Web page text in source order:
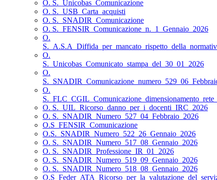
O. S._Unicobas_Comunicazione
O. S._USB_Carta_acquisti
O. S._SNADIR_Comunicazione
O. S._FENSIR_Comunicazione_n._1_Gennaio_2026
O.
O.
S._Unicobas_Comunicato_stampa_del_30_01_2026
O.
O.
O. S._UIL_Ricorso_danno_per_i_docenti_IRC_2026
O. S._SNADIR_Numero_527_04_Febbraio_2026
O.S_FENSIR_Comunicazione
O.S._SNADIR_Numero_522_26_Gennaio_2026
O. S._SNADIR_Numero_517_08_Gennaio_2026
O. S._SNADIR_Professione_IR_01_2026
O. S._SNADIR_Numero_519_09_Gennaio_2026
O. S._SNADIR_Numero_518_08_Gennaio_2026